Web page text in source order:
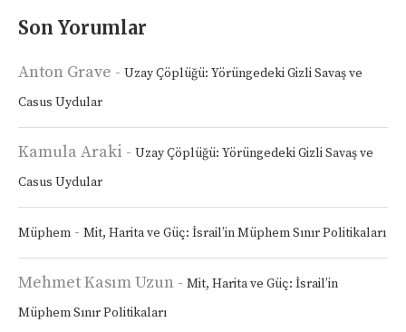
Son Yorumlar
Anton Grave - Uzay Çöplüğü: Yörüngedeki Gizli Savaş ve
Casus Uydular
Kamula Araki - Uzay Çöplüğü: Yörüngedeki Gizli Savaş ve
Casus Uydular
Müphem - Mit, Harita ve Güç: İsrail’in Müphem Sınır Politikaları
Mehmet Kasım Uzun - Mit, Harita ve Güç: İsrail’in
Müphem Sınır Politikaları